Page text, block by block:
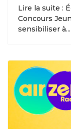
Lire la suite :
Concours
sensibiliser à...